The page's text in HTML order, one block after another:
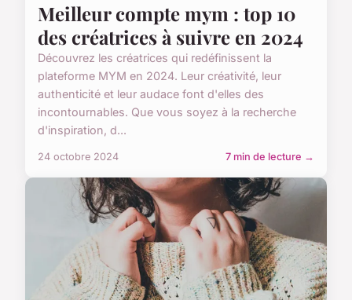
Meilleur compte mym : top 10
des créatrices à suivre en 2024
Découvrez les créatrices qui redéfinissent la
plateforme MYM en 2024. Leur créativité, leur
authenticité et leur audace font d'elles des
incontournables. Que vous soyez à la recherche
d'inspiration, d...
24 octobre 2024 7 min de lecture →